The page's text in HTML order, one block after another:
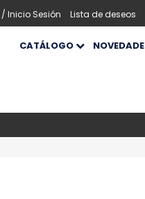
Inicio Sesión Lista de deseos
CATÁLOGO